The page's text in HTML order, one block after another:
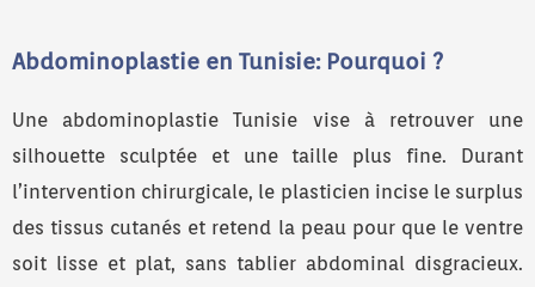
Abdominoplastie en Tunisie: Pourquoi ?
Une abdominoplastie Tunisie vise à retrouver une
silhouette sculptée et une taille plus fine. Durant
l’intervention chirurgicale, le plasticien incise le surplus
des tissus cutanés et retend la peau pour que le ventre
soit lisse et plat, sans tablier abdominal disgracieux.